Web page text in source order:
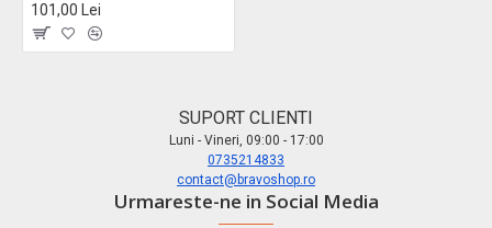
101,00 Lei
SUPORT CLIENTI
Luni - Vineri, 09:00 - 17:00
0735214833
contact@bravoshop.ro
Urmareste-ne in Social Media